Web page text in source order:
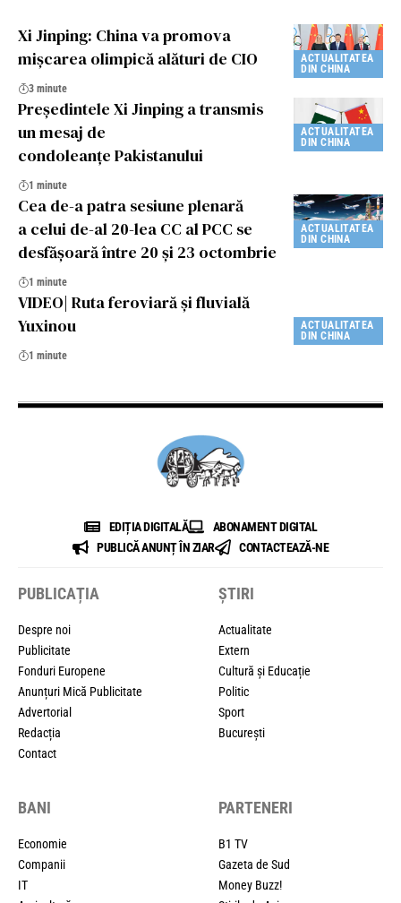
ACTUALITATEA
DIN CHINA
Xi Jinping: China va promova
mișcarea olimpică alături de CIO
3 minute
ACTUALITATEA
DIN CHINA
Președintele Xi Jinping a transmis
un mesaj de
condoleanțe Pakistanului
1 minute
ACTUALITATEA
DIN CHINA
Cea de-a patra sesiune plenară
a celui de-al 20-lea CC al PCC se
desfășoară între 20 și 23 octombrie
1 minute
ACTUALITATEA
DIN CHINA
VIDEO| Ruta feroviară și fluvială
Yuxinou
1 minute
EDIȚIA DIGITALĂ
ABONAMENT DIGITAL
PUBLICĂ ANUNȚ ÎN ZIAR
CONTACTEAZĂ-NE
PUBLICAȚIA
Despre noi
Publicitate
Fonduri Europene
Anunțuri Mică Publicitate
Advertorial
Redacția
Contact
ȘTIRI
Actualitate
Extern
Cultură și Educație
Politic
Sport
București
BANI
Economie
Companii
IT
PARTENERI
B1 TV
Gazeta de Sud
Money Buzz!